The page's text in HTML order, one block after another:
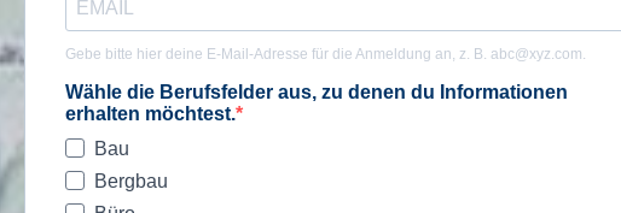
Gebe bitte hier deine E-Mail-Adresse für die Anmeldung an, z. B. abc@xyz.com.
Wähle die Berufsfelder aus, zu denen du Informationen
erhalten möchtest.
Bau
Bergbau